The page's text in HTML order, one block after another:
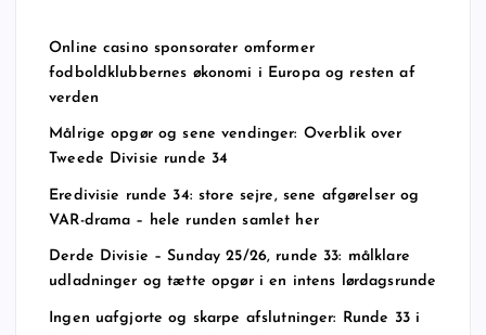
Online casino sponsorater omformer
fodboldklubbernes økonomi i Europa og resten af
verden
Målrige opgør og sene vendinger: Overblik over
Tweede Divisie runde 34
Eredivisie runde 34: store sejre, sene afgørelser og
VAR-drama – hele runden samlet her
Derde Divisie – Sunday 25/26, runde 33: målklare
udladninger og tætte opgør i en intens lørdagsrunde
Ingen uafgjorte og skarpe afslutninger: Runde 33 i